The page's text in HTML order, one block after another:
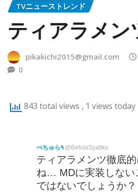
TVニューストレンド
ティアラメン
pikakichi2015@gmail.com
0
843 total views , 1 views today
べちゅら٩ @BetulaSyatiku
ティアラメンツ徹底
ね… MDに実装しない
ではないでしょうか？